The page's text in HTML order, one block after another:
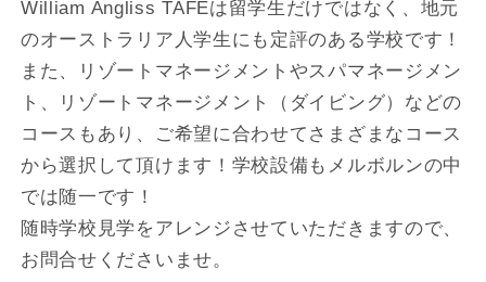
William Angliss TAFEは留学生だけではなく、地元
のオーストラリア人学生にも定評のある学校です！
また、リゾートマネージメントやスパマネージメン
ト、リゾートマネージメント（ダイビング）などの
コースもあり、ご希望に合わせてさまざまなコース
から選択して頂けます！学校設備もメルボルンの中
では随一です！
随時学校見学をアレンジさせていただきますので、
お問合せくださいませ。